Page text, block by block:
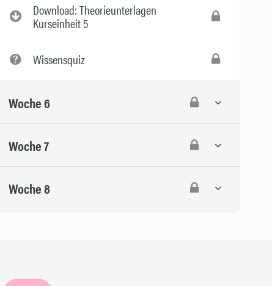
Download: Theorieunterlagen
Kurseinheit 5
Wissensquiz
Woche 6
Woche 7
Woche 8